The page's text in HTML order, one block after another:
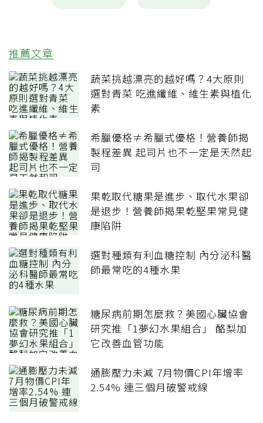
推薦文章
蔬菜挑越漂亮的越好嗎？4大原則
選對青菜 吃進纖維、維生素與植化
素
希臘優格≠希臘式優格！營養師揭
製程差異 起司片也不一定是天然起
司
果乾取代糖果是進步、取代水果卻
是退步！營養師揭果乾堅果常見健
康陷阱
選對種類有利血糖控制 內分泌科醫
師最常吃的4種水果
糖尿病前期怎麼救？美國心臟協會
研究推「1夢幻水果組合」 酪梨加
它改善血管功能
通膨壓力未減 7月物價CPI年增率
2.54% 連三個月破警戒線